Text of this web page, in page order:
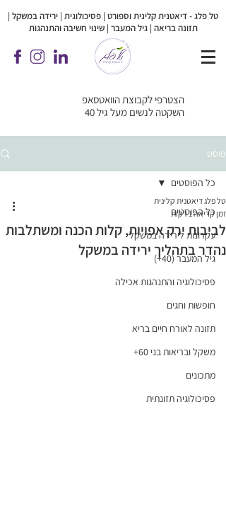
טל פלג - דיאטנית קלינית וספורט | פסיכולוגית | ירידה במשקל |
תזונה בריאה | גיל המעבר | שינוי חשיבה והתנהגות
הצטרפי לקבוצת הוואטסאפ
השקטה לנשים מעל גיל 40
פוסט
כל הפוסטים
עקרונות לירידה במשקל
גיל המעבר (40+)
פסיכולוגיה והתנהגות אכילה
חופשות וחגים
תזונה לאורח חיים בריא
משקל ובריאות בני 60+
מתכונים
פסיכולוגיה תזונתית
כל הפוסטים
לביבות ירק אפויות, קלות הכנה ומשתלבות
נהדר בתהליך ירידה במשקל
טל פלג דיאטנית קלינית
זמן קריאה 1 דקות